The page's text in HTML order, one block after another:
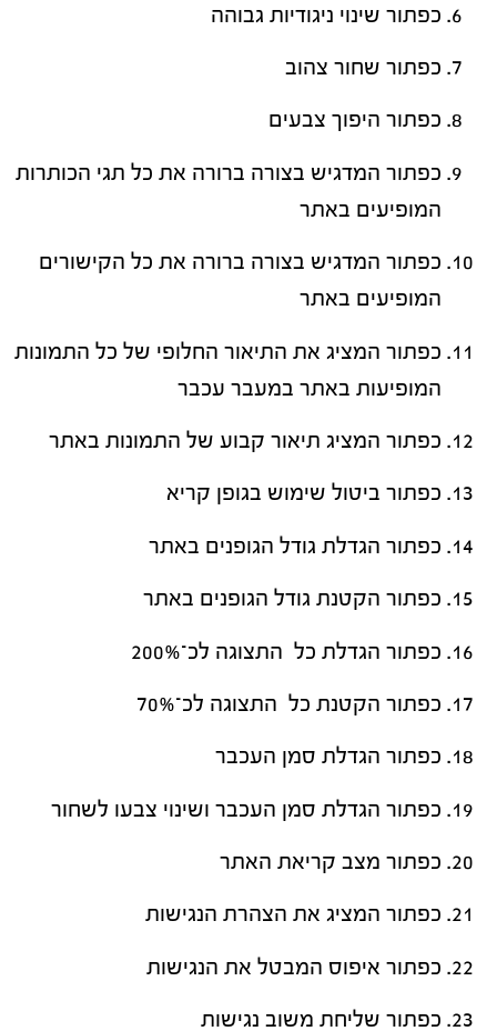
כפתור שינוי ניגודיות גבוהה
כפתור שחור צהוב
כפתור היפוך צבעים
כפתור המדגיש בצורה ברורה את כל תגי הכותרות
המופיעים באתר
כפתור המדגיש בצורה ברורה את כל הקישורים
המופיעים באתר
כפתור המציג את התיאור החלופי של כל התמונות
המופיעות באתר במעבר עכבר
כפתור המציג תיאור קבוע של התמונות באתר
כפתור ביטול שימוש בגופן קריא
כפתור הגדלת גודל הגופנים באתר
כפתור הקטנת גודל הגופנים באתר
כפתור הגדלת כל התצוגה לכ־200%
כפתור הקטנת כל התצוגה לכ־70%
כפתור הגדלת סמן העכבר
כפתור הגדלת סמן העכבר ושינוי צבעו לשחור
כפתור מצב קריאת האתר
כפתור המציג את הצהרת הנגישות
כפתור איפוס המבטל את הנגישות
כפתור שליחת משוב נגישות